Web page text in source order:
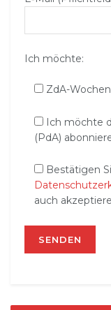
Ich möchte:
ZdA-
Ich möchte
(PdA)
Bestätigen
auch